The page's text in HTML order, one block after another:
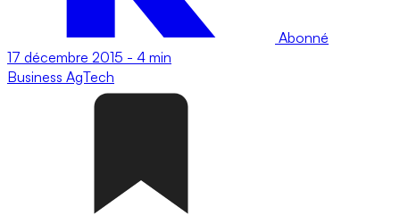
Abonné
17 décembre 2015 - 4 min
Business AgTech